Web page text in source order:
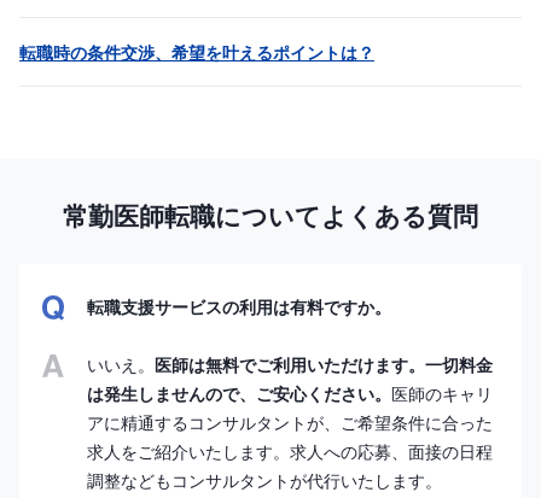
転職時の条件交渉、希望を叶えるポイントは？
常勤医師転職についてよくある質問
転職支援サービスの利用は有料ですか。
いいえ。 医師は無料でご利用いただけます。一切料金
は発生しませんので、ご安心ください。 医師のキャリ
アに精通するコンサルタントが、ご希望条件に合った
求人をご紹介いたします。求人への応募、面接の日程
調整などもコンサルタントが代行いたします。